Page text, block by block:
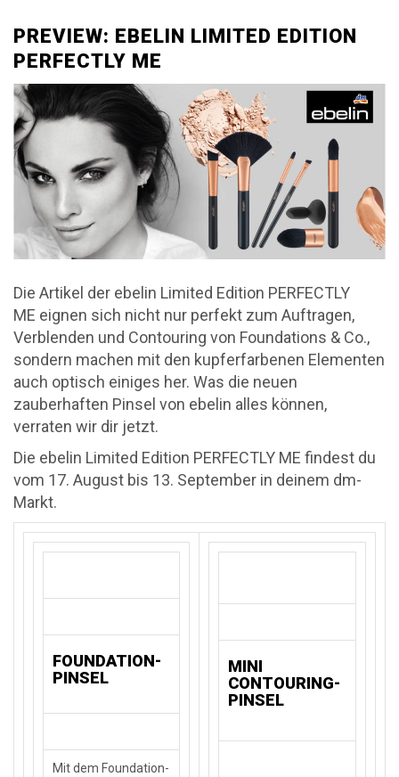
PREVIEW: EBELIN LIMITED EDITION
PERFECTLY ME
Die Artikel der ebelin Limited Edition PERFECTLY
ME eignen sich nicht nur perfekt zum Auftragen,
Verblenden und Contouring von Foundations & Co.,
sondern machen mit den kupferfarbenen Elementen
auch optisch einiges her. Was die neuen
zauberhaften Pinsel von ebelin alles können,
verraten wir dir jetzt.
Die ebelin Limited Edition PERFECTLY ME findest du
vom 17. August bis 13. September in deinem dm-
Markt.
FOUNDATION-
PINSEL
Mit dem Foundation-
MINI
CONTOURING-
PINSEL